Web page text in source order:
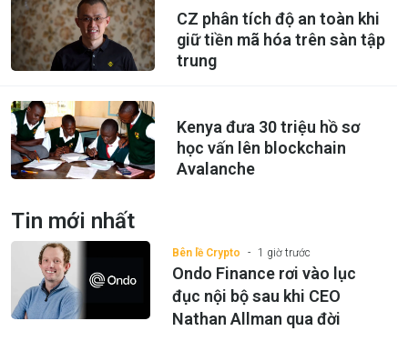
CZ phân tích độ an toàn khi
giữ tiền mã hóa trên sàn tập
trung
Kenya đưa 30 triệu hồ sơ
học vấn lên blockchain
Avalanche
Tin mới nhất
Bên lề Crypto 1 giờ trước
Ondo Finance rơi vào lục
đục nội bộ sau khi CEO
Nathan Allman qua đời